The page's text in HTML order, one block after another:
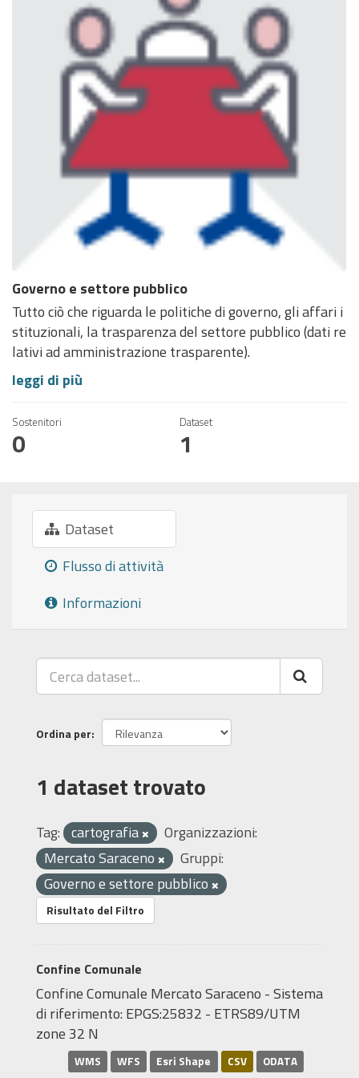
Governo e settore pubblico
Tutto ciò che riguarda le politiche di governo, gli affari i
stituzionali, la trasparenza del settore pubblico (dati re
lativi ad amministrazione trasparente).
leggi di più
Sostenitori
0
Dataset
1
Dataset
Flusso di attività
Informazioni
Ordina per
1 dataset trovato
Tag: cartografia
Organizzazioni:
Mercato Saraceno
Gruppi:
Governo e settore pubblico
Risultato del Filtro
Confine Comunale
Confine Comunale Mercato Saraceno - Sistema
di riferimento: EPGS:25832 - ETRS89/UTM
zone 32 N
WMS WFS Esri Shape CSV ODATA